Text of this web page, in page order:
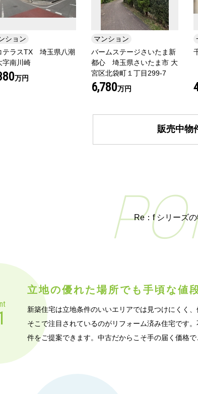
ション
テラスTX 埼玉県八潮
字南川崎
万円
マンション
バームステージさいたま新
都心 埼玉県さいたま市 大
宮区北袋町１丁目299-7
6,780万円
販売中物
Re：f シリーズ
立地の優れた場所でも 手頃な値
新築住宅は立地条件のいいエリアでは見つけにくく、
そこで注目されているのがリフォーム済み住宅です
件をご提案できます。中古だからこそ手の届く価格で